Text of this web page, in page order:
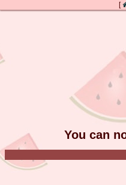
[
You can